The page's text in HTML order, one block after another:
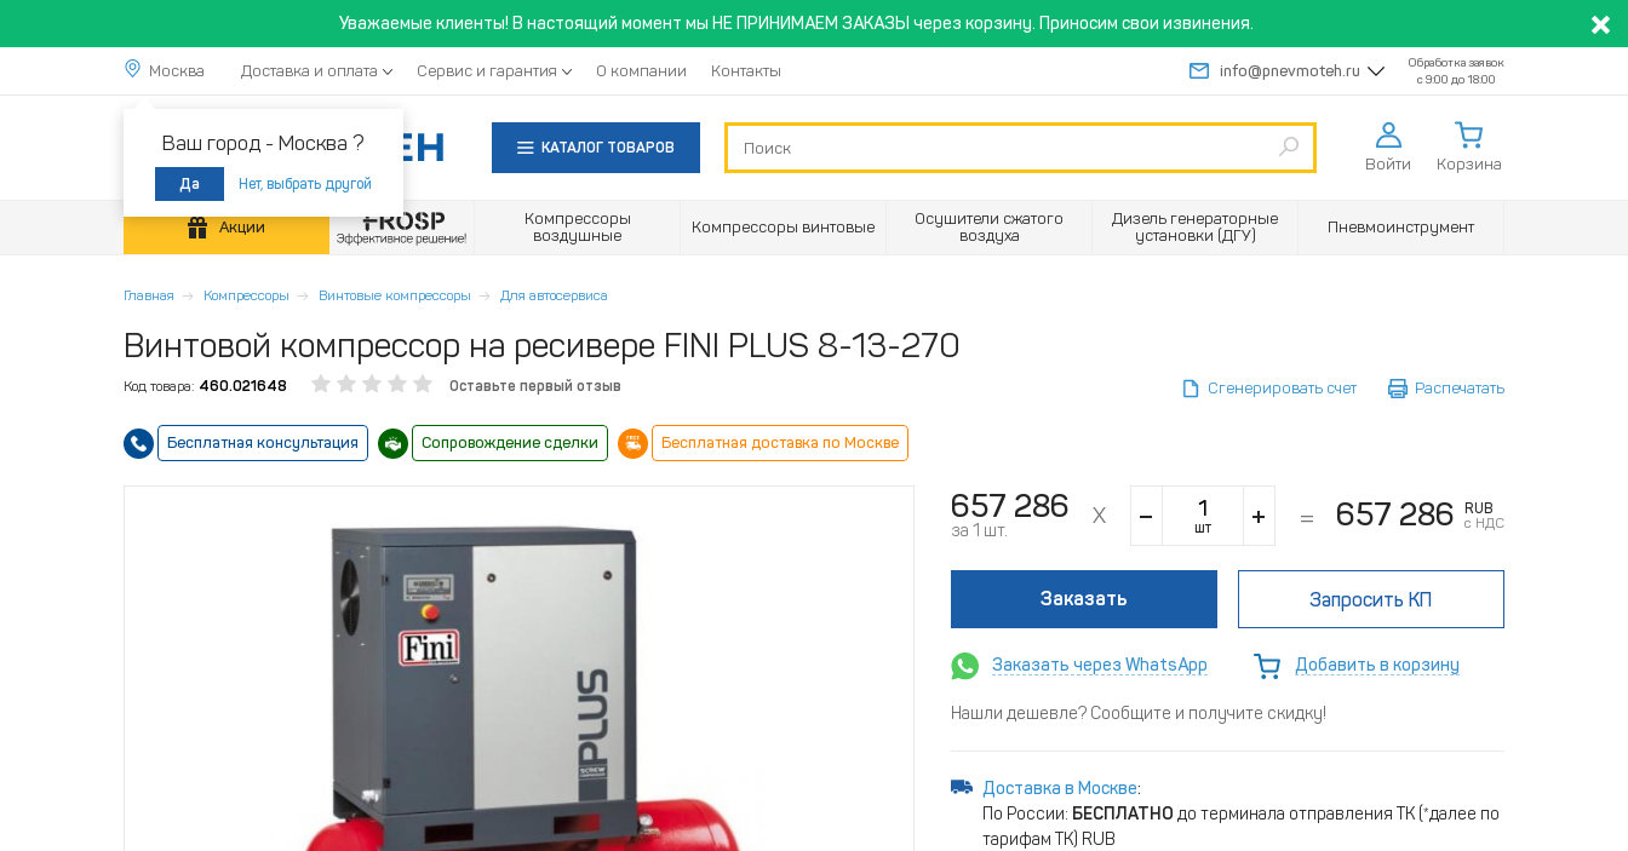
Уважаемые клиенты! В настоящий момент мы НЕ ПРИНИМАЕМ ЗАКАЗЫ через корзину. Приносим свои извинения.
Москва
Ваш город - Москва ?
Да Нет, выбрать другой
Доставка и оплата Сервис и гарантия О компании Контакты info@pnevmoteh.ru
Обработка заявок
с 9:00 до 18:00
КАТАЛОГ ТОВАРОВ
Войти Корзина
Акции
Компрессоры
воздушные
Компрессоры винтовые
Осушители сжатого
воздуха
Дизель генераторные
установки (ДГУ)
Пневмоинструмент
Главная Компрессоры Винтовые компрессоры Для автосервиса
Винтовой компрессор на ресивере FINI PLUS 8-13-270
Код товара: 460.021648 Оставьте первый отзыв Сгенерировать счет Распечатать
Бесплатная консультация Сопровождение сделки Бесплатная доставка по Москве
657 286
за 1 шт. шт 657 286
RUB
с НДС
Заказать Запросить КП
Заказать через WhatsApp Добавить в корзину
Нашли дешевле? Сообщите и получите скидку!
Доставка в Москве:
По России: БЕСПЛАТНО до терминала отправления ТК (*далее по
тарифам ТК) RUB